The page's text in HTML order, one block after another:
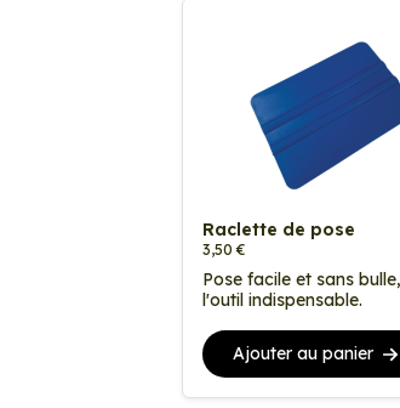
Raclette de pose
3,50 €
Pose facile et sans
l'outil indispensable.
Ajouter au panier